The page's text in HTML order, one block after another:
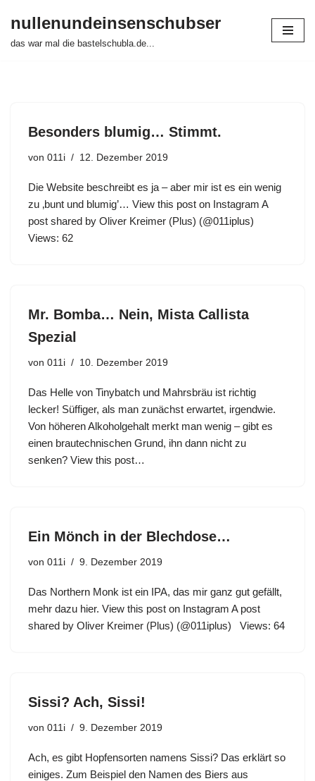
Zum
nullenundeinsenschubser
das war mal die bastelschubla.de...
Besonders blumig… Stimmt.
von 011i 12. Dezember 2019
Die Website beschreibt es ja – aber mir ist es ein wenig
zu ‚bunt und blumig’… View this post on Instagram A
post shared by Oliver Kreimer (Plus) (@011iplus)
Views: 62
Mr. Bomba… Nein, Mista Callista
Spezial
von 011i 10. Dezember 2019
Das Helle von Tinybatch und Mahrsbräu ist richtig
lecker! Süffiger, als man zunächst erwartet, irgendwie.
Von höheren Alkoholgehalt merkt man wenig – gibt es
einen brautechnischen Grund, ihn dann nicht zu
senken? View this post…
Ein Mönch in der Blechdose…
von 011i 9. Dezember 2019
Das Northern Monk ist ein IPA, das mir ganz gut gefällt,
mehr dazu hier. View this post on Instagram A post
shared by Oliver Kreimer (Plus) (@011iplus) Views: 64
Sissi? Ach, Sissi!
von 011i 9. Dezember 2019
Ach, es gibt Hopfensorten namens Sissi? Das erklärt so
einiges. Zum Beispiel den Namen des Biers aus